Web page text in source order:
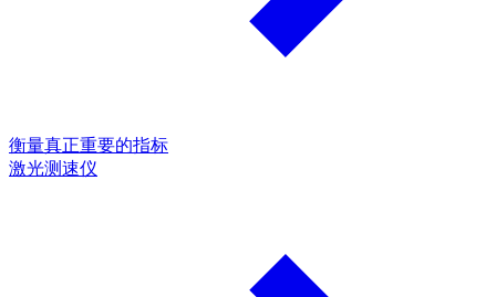
衡量真正重要的指标
激光测速仪